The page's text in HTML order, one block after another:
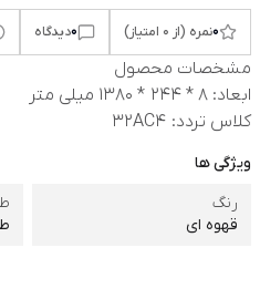
0نمره (از 0 امتیاز) 0دیدگاه
مشخصات محصول
ابعاد: 8 * 244 * 1380 میلی متر
کلاس تردد:
ویژگی ها
رنگ
قهوه ای